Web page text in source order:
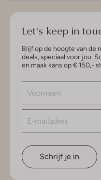
Let's keep in
Blijf op de hoogte van de
deals, speciaal voor jou.
en maak kans op € 150,-
Schrijf je in